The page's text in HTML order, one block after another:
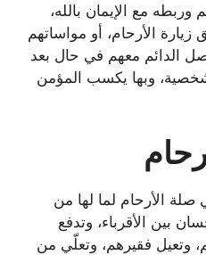
مع الإيمان بالله،
الأرحام، أو مواساتهم
الدائم معهم في حال بعد
وبها يكسب المؤمن
صلة الأرحام لما لها من
بين الأقرباء، وتدفع
وتعيل فقيرهم، وتعلّي من